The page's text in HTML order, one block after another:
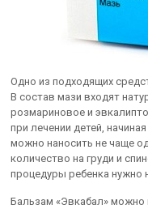
Одно из подходящих
В состав мази входят
розмариновое и
при лечении детей,
можно наносить не чаще
количество на груди и
процедуры ребенка нужно
Бальзам «Эвкабал» можно